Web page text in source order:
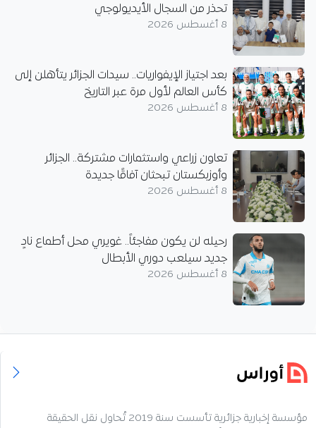
تحذر من السجال الأيديولوجي
8 أغسطس 2026
بعد اجتياز الإيفواريات.. سيدات الجزائر يتأهلن إلى
كأس العالم لأول مرة عبر التاريخ
8 أغسطس 2026
تعاون زراعي واستثمارات مشتركة.. الجزائر
وأوزبكستان تبحثان آفاقًا جديدة
8 أغسطس 2026
رحيله لن يكون مفاجئاً.. غويري محل أطماع نادٍ
جديد سيلعب دوري الأبطال
8 أغسطس 2026
مؤسسة إخبارية جزائرية تأسست سنة 2019 تُحاول نقل الحقيقة